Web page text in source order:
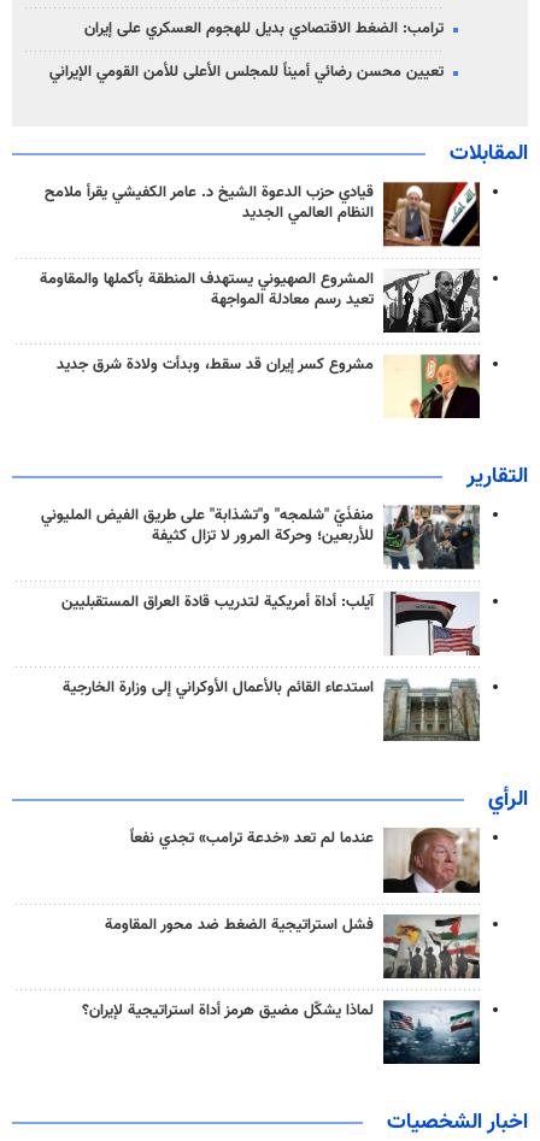
ترامب: الضغط الاقتصادي بديل للهجوم العسكري على إيران
تعيين محسن رضائي أميناً للمجلس الأعلى للأمن القومي الإيراني
المقابلات
قيادي حزب الدعوة الشيخ د. عامر الكفيشي يقرأ ملامح
النظام العالمي الجديد
المشروع الصهيوني يستهدف المنطقة بأكملها والمقاومة
تعيد رسم معادلة المواجهة
مشروع كسر إيران قد سقط، وبدأت ولادة شرق جديد
التقارير
منفذَيّ "شلمجه" و"تشذابة" على طريق الفيض المليوني
للأربعين؛ وحركة المرور لا تزال كثيفة
آيلب: أداة أمريكية لتدريب قادة العراق المستقبليين
استدعاء القائم بالأعمال الأوكراني إلى وزارة الخارجية
الرأي
عندما لم تعد «خدعة ترامب» تجدي نفعاً
فشل استراتيجية الضغط ضد محور المقاومة
لماذا يشكّل مضيق هرمز أداة استراتيجية لإيران؟
اخبار الشخصيات